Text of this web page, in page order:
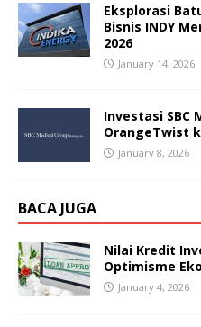
Eksplorasi
Bisnis INDY
2026
January 14, 2026
Investasi SBC
OrangeTwist
January 8, 2026
BACA JUGA
Nilai Kredit
Optimisme
January 4, 2026